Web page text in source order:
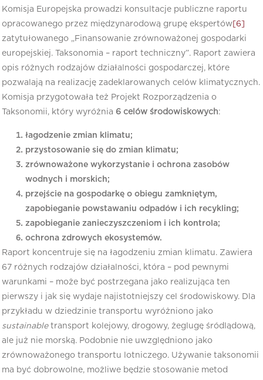
Komisja Europejska prowadzi konsultacje publiczne raportu
opracowanego przez międzynarodową grupę ekspertów[6]
zatytułowanego „Finansowanie zrównoważonej gospodarki
europejskiej. Taksonomia – raport techniczny”. Raport zawiera
opis różnych rodzajów działalności gospodarczej, które
pozwalają na realizację zadeklarowanych celów klimatycznych.
Komisja przygotowała też Projekt Rozporządzenia o
Taksonomii, który wyróżnia 6 celów środowiskowych:
łagodzenie zmian klimatu;
przystosowanie się do zmian klimatu;
zrównoważone wykorzystanie i ochrona zasobów
wodnych i morskich;
przejście na gospodarkę o obiegu zamkniętym,
zapobieganie powstawaniu odpadów i ich recykling;
zapobieganie zanieczyszczeniom i ich kontrola;
ochrona zdrowych ekosystemów.
Raport koncentruje się na łagodzeniu zmian klimatu. Zawiera
67 różnych rodzajów działalności, która – pod pewnymi
warunkami – może być postrzegana jako realizująca ten
pierwszy i jak się wydaje najistotniejszy cel środowiskowy. Dla
przykładu w dziedzinie transportu wyróżniono jako
sustainabletransport kolejowy, drogowy, żeglugę śródlądową,
ale już nie morską. Podobnie nie uwzględniono jako
zrównoważonego transportu lotniczego. Używanie taksonomii
ma być dobrowolne, możliwe będzie stosowanie metod